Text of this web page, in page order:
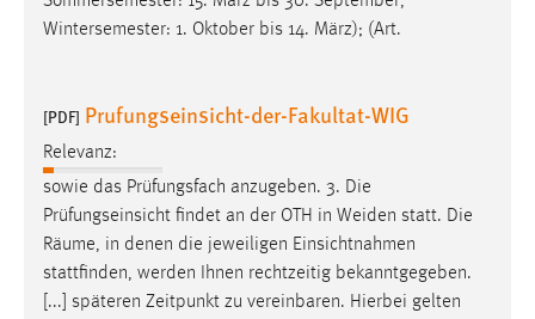
Wintersemester: 1. Oktober bis 14. März); (Art.
[PDF] Prufungseinsicht-der-Fakultat-WIG
Relevanz:
sowie das Prüfungsfach anzugeben. 3. Die
Prüfungseinsicht findet an der OTH in Weiden statt. Die
Räume, in denen die jeweiligen Einsichtnahmen
stattfinden, werden Ihnen rechtzeitig bekanntgegeben.
[...] späteren Zeitpunkt zu vereinbaren. Hierbei gelten